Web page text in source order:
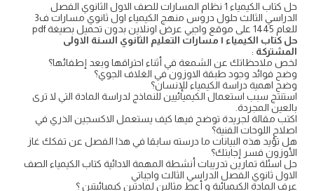
حل كتاب الكيمياء 1 نظام المسارات للصف الاول الثانوي الفصل
الدراسي الثالث حلول دروس منهج الكيمياء اول ثانوي مسارات ف3
للعام 1445 على موقع واجبي عرض اونلاين بدون تحميل بصيغة pdf
حل كتاب الكيمياء ١ مسارات التعليم الثانوي السنة الاولى
المشتركة :
لخص ملاحظاتك عن الشمعة في أثناء احتراقها وبعد إطفائها؟
وضح فوائد وجود طبقة الاوزون في الغلاف الجوي؟
وضح اهمية دراسة الكيمياء للإنسان؟
استنتج سبب استعمال الكيميائيين للنماذج لدراسة المادة التي لا ترى
بالعين المجردة.
اكتب مقالة لجريدة توضح فيها كيف يستعمل الاكسجين الذري في
اصلاح اللوحات الفنية؟
هل تؤيد هذه البيانات ما درسته سابقا في هذا الفصل عن تفكك غاز
الأوزون فسر إجابتك؟
حل اسئلة تمارين تدريبات أنشطة المهمة الادائية كتاب الكيمياء الصف
الاول ثانوي الفصل الدراسي الثالث واجباتي
عرف المادة الكيميائية و أعط مثالين لمادتين كيميائيتين ؟